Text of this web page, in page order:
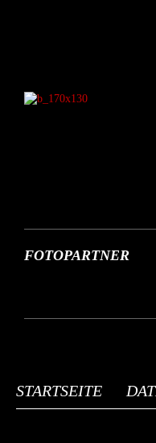
FOTOPARTNER
STARTSEITE